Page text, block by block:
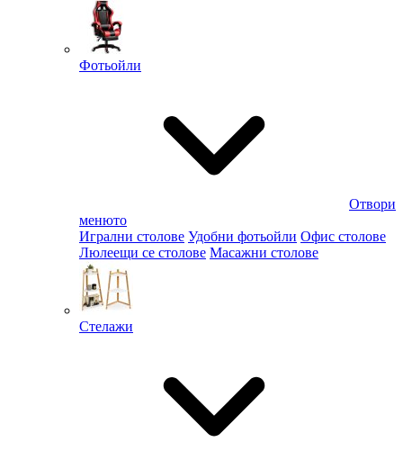
Фотьойли
Отвори
менюто
Игрални столове Удобни фотьойли Офис столове
Люлеещи се столове Масажни столове
Стелажи